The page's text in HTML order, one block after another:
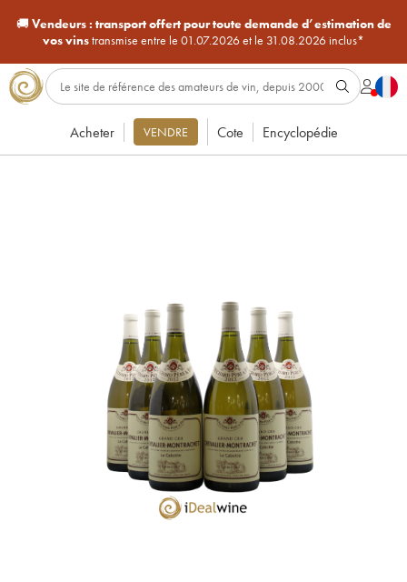
🚚Vendeurs : transport offert pour toute demande d’estimation de
vos vinstransmise entre le 01.07.2026 et le 31.08.2026 inclus*
Acheter VENDRE Cote Encyclopédie